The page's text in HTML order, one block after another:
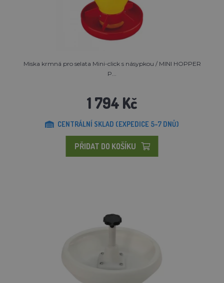
Miska krmná pro selata Mini-click s násypkou / MINI HOPPER
P...
1 794 Kč
CENTRÁLNÍ SKLAD (EXPEDICE 5-7 DNŮ)
PŘIDAT DO KOŠÍKU